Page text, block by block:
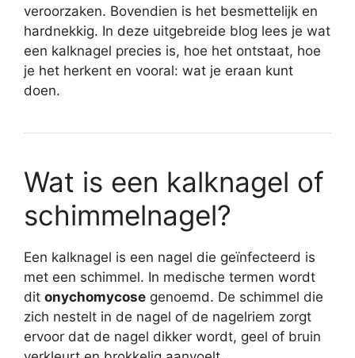
veroorzaken. Bovendien is het besmettelijk en
hardnekkig. In deze uitgebreide blog lees je wat
een kalknagel precies is, hoe het ontstaat, hoe
je het herkent en vooral: wat je eraan kunt
doen.
Wat is een kalknagel of
schimmelnagel?
Een kalknagel is een nagel die geïnfecteerd is
met een schimmel. In medische termen wordt
dit onychomycose genoemd. De schimmel die
zich nestelt in de nagel of de nagelriem zorgt
ervoor dat de nagel dikker wordt, geel of bruin